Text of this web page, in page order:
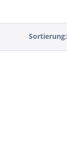
Sortierung: